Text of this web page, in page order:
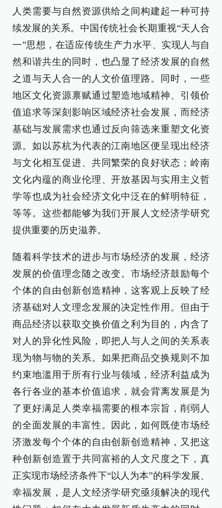
人类需要与自然资源供给之间构建起一种可持
续发展的关系。中国传统社会长期重视“天人合
一”思想，在适应传统生产力水平、实现人与自
然和谐共生的同时，也凸显了经济发展的自然
之道与天人合一的人文价值理路。同时，一些
地区文化资源禀赋通过塑造地域精神、引领价
值追求等深刻影响区域经济社会发展，而经济
基础与发展需求也通过反向筛选来重塑文化资
源。如以苏杭为代表的江南地区便呈现出经济
与文化相互促进、共同繁荣的良好状态；岭南
文化内蕴的商业伦理、开放基因与实用主义哲
学等也成为社会经济文化中泛在的鲜明特征，
等等。这些都能够为我们开展人文经济学研究
提供重要的历史滋养。
随着科学技术的进步与市场经济的发展，经济
发展的价值理念随之改变。市场经济鼓励每个
个体的自由创新创造精神，这客观上反映了经
济基础对人文理念发展的决定性作用。但由于
商品经济以获取交换价值之利为目的，内含了
对人的异化性风险，即把人与人之间的关系表
现为物与物的关系。如果把商品交换规则不加
约束地滥用于所有行业与领域，经济利益成为
各行各业的基本价值追求，就会背离发展是为
了更好满足人类幸福需要的根本宗旨，削弱人
的全面发展的丰富性。因此，如何既使市场经
济激发每个个体的自由创新创造精神，又把这
种创新创造置于共同富裕的人文尺度之下，真
正实现市场经济条件下“以人为本”的科学发展、
幸福发展，是人文经济学研究亟须解决的现代